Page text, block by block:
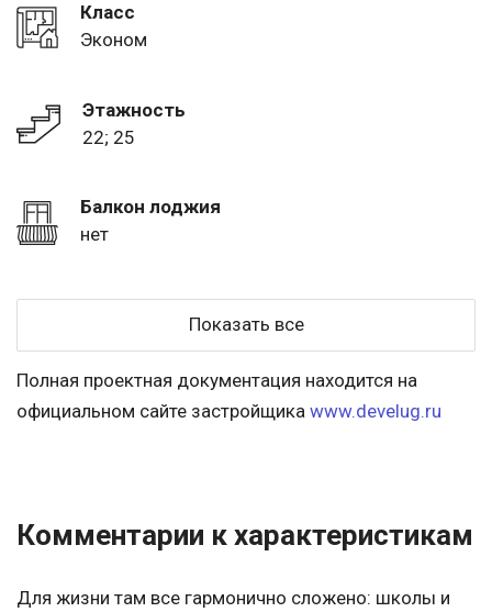
Класс
Эконом
Этажность
22; 25
Балкон лоджия
нет
Показать все
Полная проектная документация находится на
официальном сайте застройщика www.develug.ru
Комментарии к характеристикам
Для жизни там все гармонично сложено: школы и